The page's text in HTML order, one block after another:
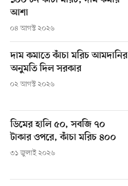
আশা
০৪ আগস্ট ২০২৬
দাম কমাতে কাঁচা মরিচ আমদানির
অনুমতি দিল সরকার
০২ আগস্ট ২০২৬
ডিমের হালি ৫০, সবজি ৭০
টাকার ওপরে, কাঁচা মরিচ ৪০০
৩১ জুলাই ২০২৬